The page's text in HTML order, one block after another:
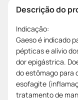
Descrição do
Indicação:
Gaeso é indicado
pépticas e alívio
dor epigástrica.
do estômago para
esofagite
tratamento de